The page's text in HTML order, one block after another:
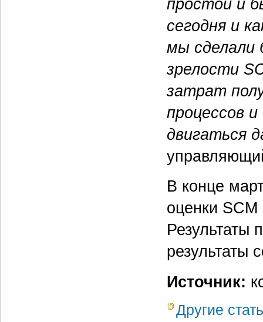
простой и
сегодня и
мы сделали
зрелости
затрат
процессов
двигаться
В конце
оценки
Результаты
результаты
Источник:
Другие